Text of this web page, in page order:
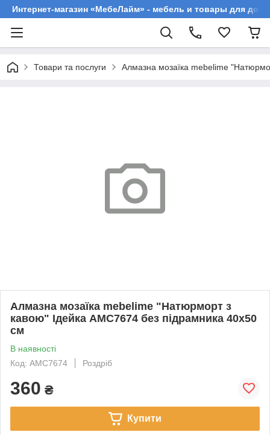
Интернет-магазин «МебеЛайм» - мебель и товары для
Товари та послуги Алмазна мозаїка mebelime
Алмазна мозаїка mebelime "Натюрморт з
кавою" Ідейка AMC7674 без підрамника 40х50
см
В наявності
Код: AMC7674
Роздріб
360 ₴
Купити